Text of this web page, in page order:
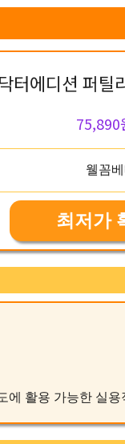
터에디션 퍼틸
75,890
최저가
에 활용 가능한 실